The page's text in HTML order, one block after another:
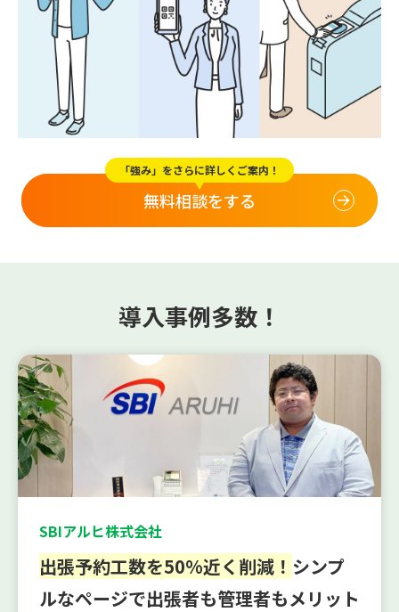
「強み」をさらに詳しくご案内！
無料相談をする
導入事例多数！
SBIアルヒ株式会社
出張予約工数を50%近く削減！ シンプ
ルなページで出張者も管理者もメリット